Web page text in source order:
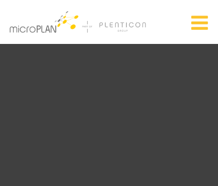
Skip to main content